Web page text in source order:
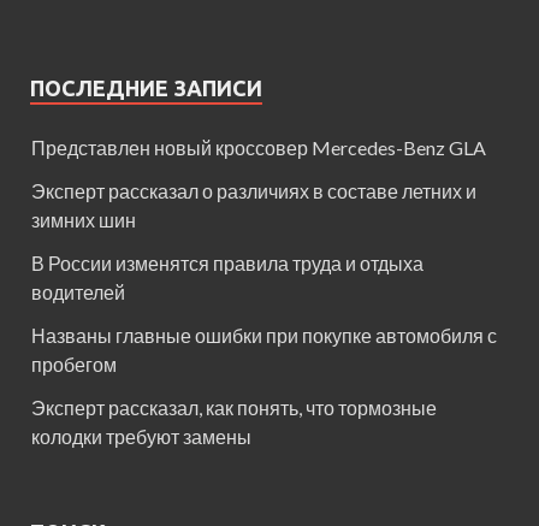
ПОСЛЕДНИЕ ЗАПИСИ
Представлен новый кроссовер Mercedes-Benz GLA
Эксперт рассказал о различиях в составе летних и
зимних шин
В России изменятся правила труда и отдыха
водителей
Названы главные ошибки при покупке автомобиля с
пробегом
Эксперт рассказал, как понять, что тормозные
колодки требуют замены